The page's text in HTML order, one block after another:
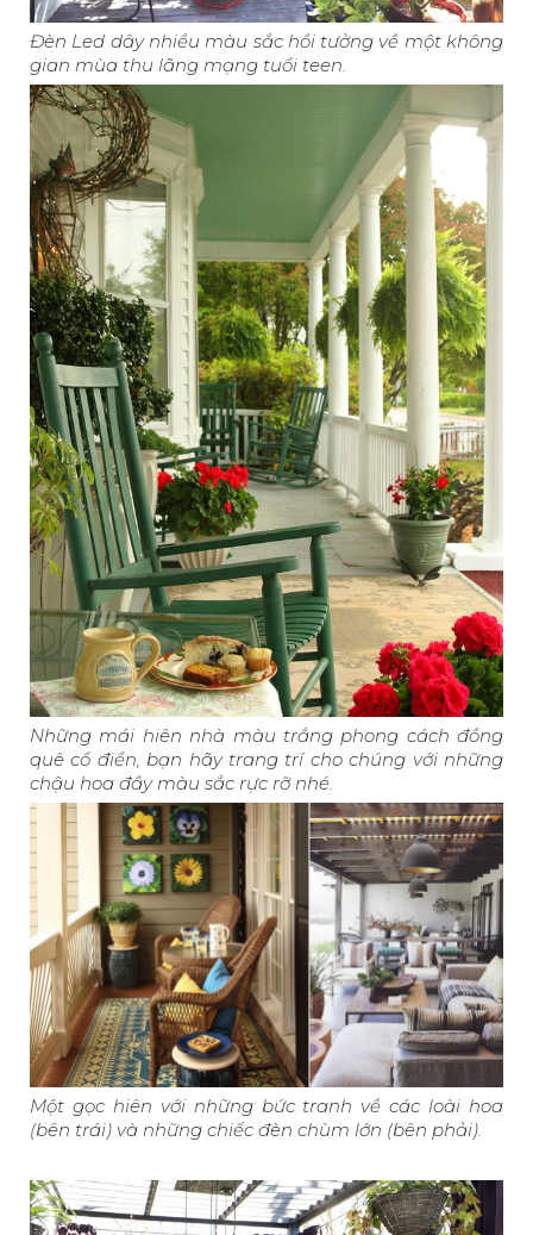
Đèn Led dây nhiều màu sắc hồi tưởng về một không
gian mùa thu lãng mạng tuổi teen.
Những mái hiên nhà màu trắng phong cách đồng
quê cổ điển, bạn hãy trang trí cho chúng với những
chậu hoa đầy màu sắc rực rỡ nhé.
Một gọc hiên với những bức tranh về các loài hoa
(bên trái) và những chiếc đèn chùm lớn (bên phải).